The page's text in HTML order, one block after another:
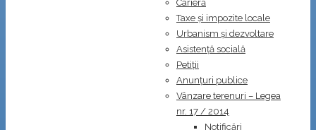
Carieră
Taxe și impozite locale
Urbanism și dezvoltare
Asistență socială
Petiții
Anunțuri publice
Vânzare terenuri – Legea
nr. 17 / 2014
Notificări